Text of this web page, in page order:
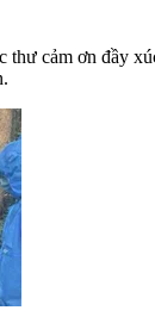
thư cảm ơn đầy